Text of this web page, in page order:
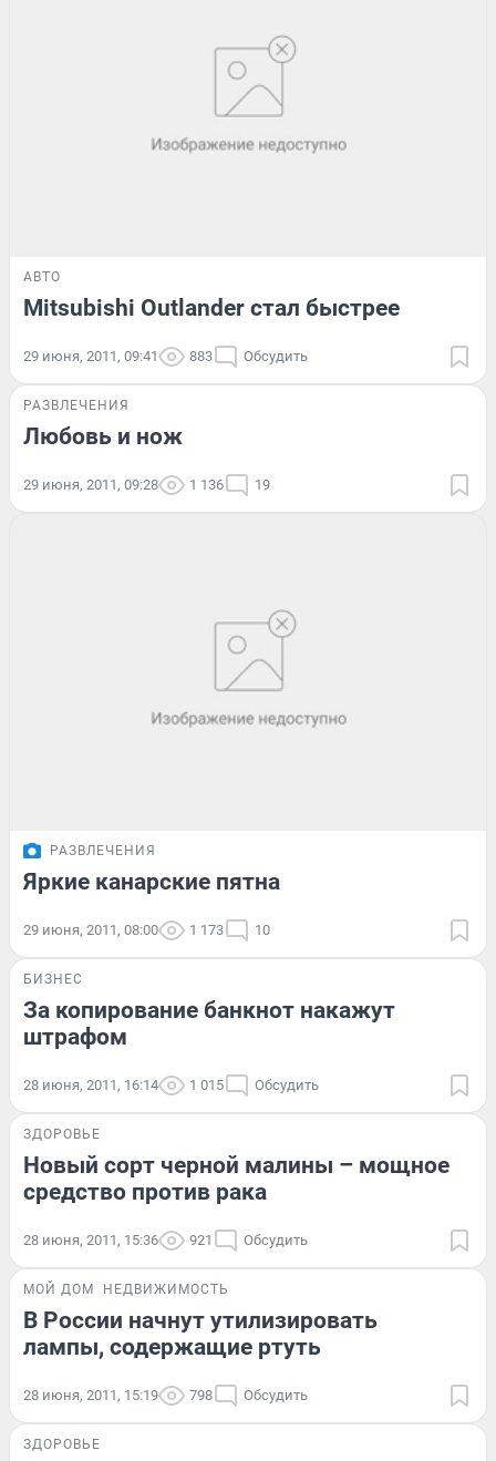
АВТО
Mitsubishi Outlander стал быстрее
29 июня, 2011, 09:41 883 Обсудить
РАЗВЛЕЧЕНИЯ
Любовь и нож
29 июня, 2011, 09:28 1 136 19
РАЗВЛЕЧЕНИЯ
Яркие канарские пятна
29 июня, 2011, 08:00 1 173 10
БИЗНЕС
За копирование банкнот накажут
штрафом
28 июня, 2011, 16:14 1 015 Обсудить
ЗДОРОВЬЕ
Новый сорт черной малины – мощное
средство против рака
28 июня, 2011, 15:36 921 Обсудить
МОЙ ДОМ НЕДВИЖИМОСТЬ
В России начнут утилизировать
лампы, содержащие ртуть
28 июня, 2011, 15:19 798 Обсудить
ЗДОРОВЬЕ